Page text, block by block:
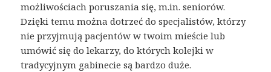
możliwościach poruszania się, m.in. seniorów.
Dzięki temu można dotrzeć do specjalistów, którzy
nie przyjmują pacjentów w twoim mieście lub
umówić się do lekarzy, do których kolejki w
tradycyjnym gabinecie są bardzo duże.